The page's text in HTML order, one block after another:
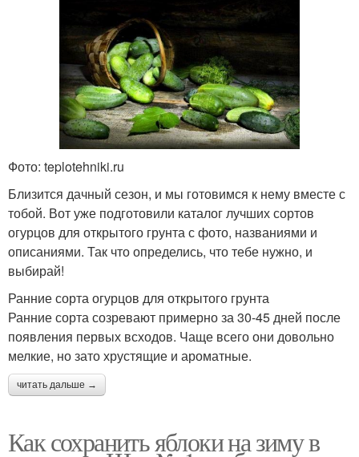
Фото: teplotehniki.ru
Близится дачный сезон, и мы готовимся к нему вместе с
тобой. Вот уже подготовили каталог лучших сортов
огурцов для открытого грунта с фото, названиями и
описаниями. Так что определись, что тебе нужно, и
выбирай!
Ранние сорта огурцов для открытого грунта
Ранние сорта созревают примерно за 30-45 дней после
появления первых всходов. Чаще всего они довольно
мелкие, но зато хрустящие и ароматные.
читать дальше →
Как сохранить яблоки на зиму в